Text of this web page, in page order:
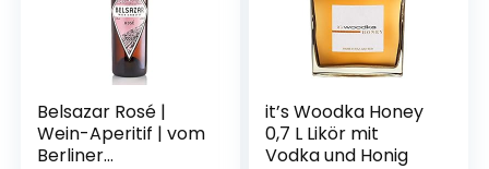
Belsazar Rosé |
Wein-Aperitif | vom
Berliner
it’s Woodka Honey
0,7 L Likör mit
Vodka und Honig